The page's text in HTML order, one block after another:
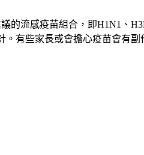
流感疫苗組合，即H1N1、
有些家長或會擔心疫苗會有